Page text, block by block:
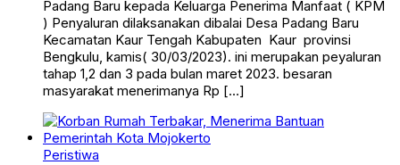
Padang Baru kepada Keluarga Penerima Manfaat ( KPM
) Penyaluran dilaksanakan dibalai Desa Padang Baru
Kecamatan Kaur Tengah Kabupaten Kaur provinsi
Bengkulu, kamis( 30/03/2023). ini merupakan peyaluran
tahap 1,2 dan 3 pada bulan maret 2023. besaran
masyarakat menerimanya Rp […]
Peristiwa